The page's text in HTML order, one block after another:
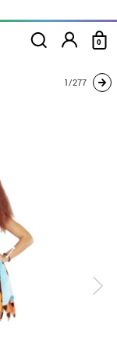
0
Coppia di cavernicoli
1/277